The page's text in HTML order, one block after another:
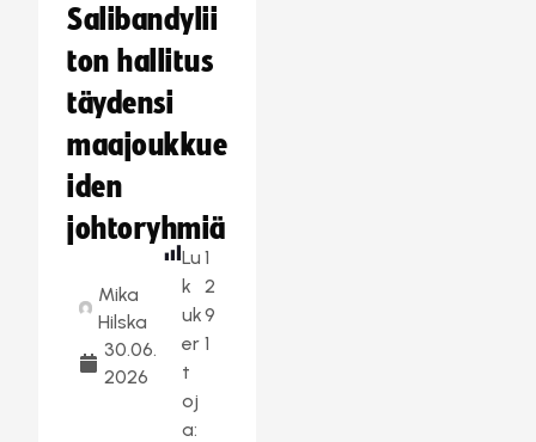
Salibandylii
ton hallitus
täydensi
maajoukkue
iden
johtoryhmiä
Mika
Hilska
30.06.
2026
Lu
k
uk
er
t
oj
a:
1
2
9
1